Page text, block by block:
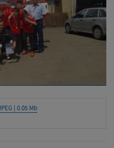
| 0.05 Mb